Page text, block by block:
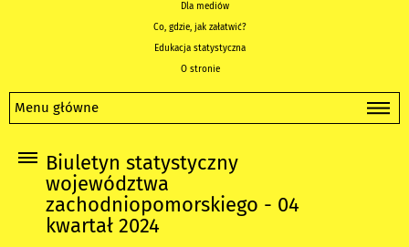
Dla mediów
Co, gdzie, jak załatwić?
Edukacja statystyczna
O stronie
Menu główne
Biuletyn statystyczny
województwa
zachodniopomorskiego - 04
kwartał 2024